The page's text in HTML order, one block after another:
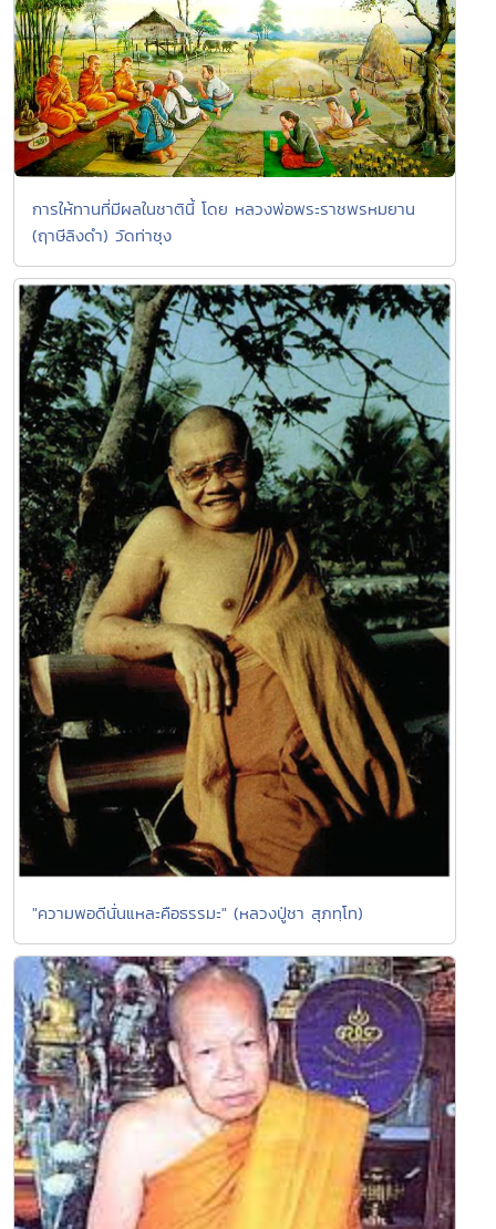
การให้ทานที่มีผลในชาตินี้ โดย หลวงพ่อพระราชพรหมยาน
(ฤาษีลิงดำ) วัดท่าซุง
"ความพอดีนั่นแหละคือธรรมะ" (หลวงปู่ชา สุภทฺโท)